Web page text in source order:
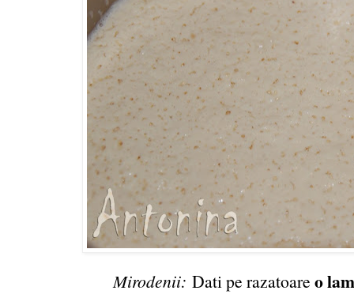
Mirodenii: Dati pe razatoareo